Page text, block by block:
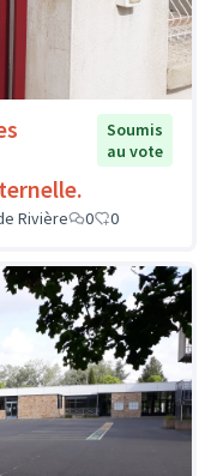
Soumis
au vote
Rivière 0 0